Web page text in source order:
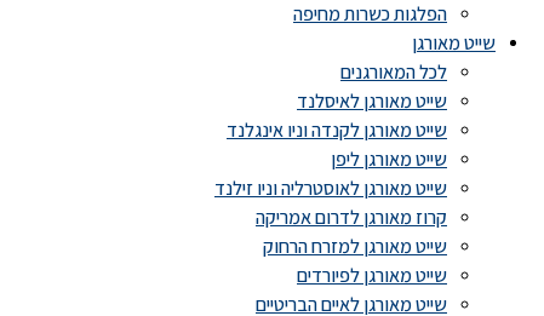
הפלגות כשרות מחיפה
שייט מאורגן
לכל המאורגנים
שייט מאורגן לאיסלנד
שייט מאורגן לקנדה וניו אינגלנד
שייט מאורגן ליפן
שייט מאורגן לאוסטרליה וניו זילנד
קרוז מאורגן לדרום אמריקה
שייט מאורגן למזרח הרחוק
שייט מאורגן לפיורדים
שייט מאורגן לאיים הבריטיים